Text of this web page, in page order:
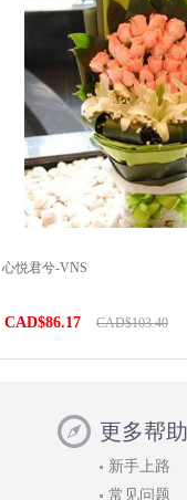
心悦君兮-VNS
CAD$86.17 CAD$103.40
更多帮助
新手上路
常见问题